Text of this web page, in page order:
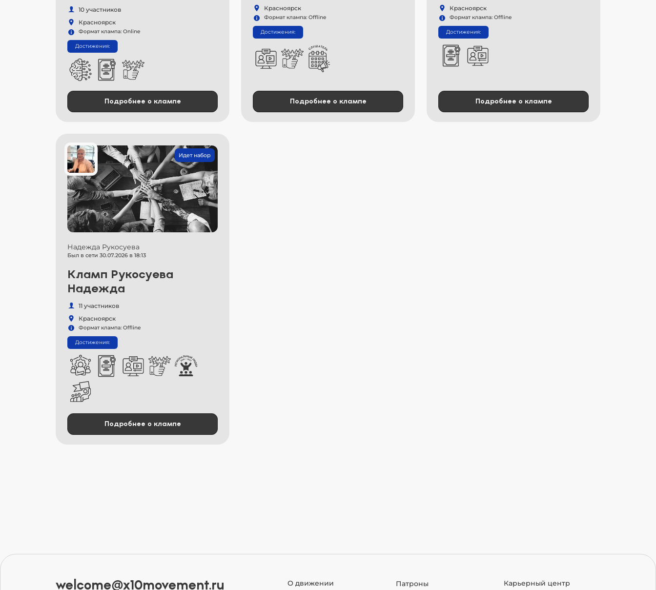
10 участников
Красноярск
Формат клампа: Online
Достижения:
Подробнее о клампе
Красноярск
Формат клампа: Offline
Достижения:
Подробнее о клампе
Красноярск
Формат клампа: Offline
Достижения:
Подробнее о клампе
Идет набор
Надежда Рукосуева
Был в сети 30.07.2026 в 18:13
Кламп Рукосуева
Надежда
11 участников
Красноярск
Формат клампа: Offline
Достижения:
Подробнее о клампе
welcome@x10movement.ru О движении Патроны Карьерный центр